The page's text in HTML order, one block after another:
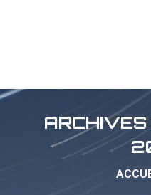
ARCHIVES
Vous